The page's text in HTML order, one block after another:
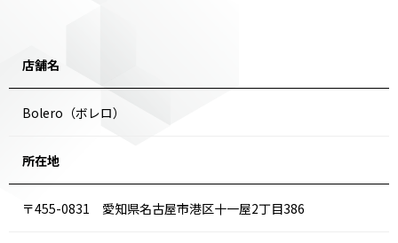
店舗名
Bolero（ボレロ）
所在地
〒455-0831 愛知県名古屋市港区十一屋2丁目386